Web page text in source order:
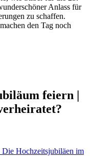
Anlass für
zu schaffen.
den Tag noch
feiern |
Hochzeitsjubiläen im